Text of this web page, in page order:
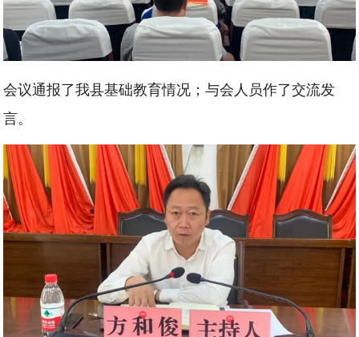
会议通报了我县基础教育情况；与会人员作了交流发
言。